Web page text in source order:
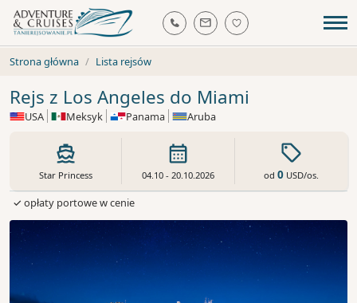
Strona główna Lista rejsów
Rejs z Los Angeles do Miami
USA Meksyk Panama Aruba
Star Princess 04.10 - 20.10.2026 od 0USD/os.
✓ opłaty portowe w cenie